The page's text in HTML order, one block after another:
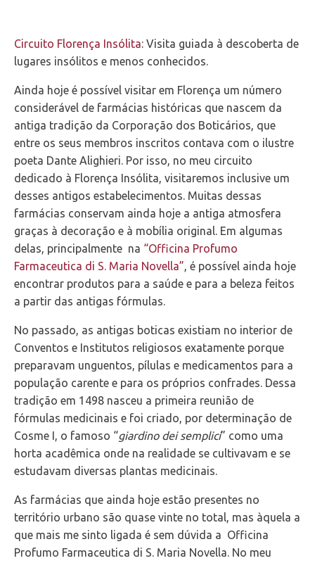
Circuito Florença Insólita: Visita guiada à descoberta de
lugares insólitos e menos conhecidos.
Ainda hoje é possível visitar em Florença um número
considerável de farmácias históricas que nascem da
antiga tradição da Corporação dos Boticários, que
entre os seus membros inscritos contava com o ilustre
poeta Dante Alighieri. Por isso, no meu circuito
dedicado à Florença Insólita, visitaremos inclusive um
desses antigos estabelecimentos. Muitas dessas
farmácias conservam ainda hoje a antiga atmosfera
graças à decoração e à mobília original. Em algumas
delas, principalmente na “Officina Profumo
Farmaceutica di S. Maria Novella”, é possível ainda hoje
encontrar produtos para a saúde e para a beleza feitos
a partir das antigas fórmulas.
No passado, as antigas boticas existiam no interior de
Conventos e Institutos religiosos exatamente porque
preparavam unguentos, pílulas e medicamentos para a
população carente e para os próprios confrades. Dessa
tradição em 1498 nasceu a primeira reunião de
fórmulas medicinais e foi criado, por determinação de
Cosme I, o famoso “giardino dei semplici” como uma
horta acadêmica onde na realidade se cultivavam e se
estudavam diversas plantas medicinais.
As farmácias que ainda hoje estão presentes no
território urbano são quase vinte no total, mas àquela a
que mais me sinto ligada é sem dúvida a Officina
Profumo Farmaceutica di S. Maria Novella. No meu